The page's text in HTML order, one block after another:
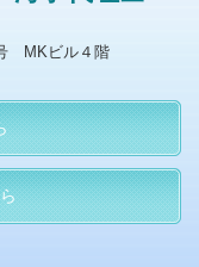
MKビル４階